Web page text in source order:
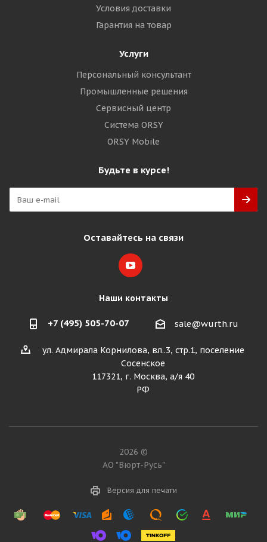
Условия доставки
Гарантия на товар
Услуги
Персональный консультант
Промышленные решения
Сервисный центр
Система ORSY
ORSY Mobile
Будьте в курсе!
Оставайтесь на связи
Наши контакты
+7 (495) 505-70-07 sale@wurth.ru
ул. Адмирала Корнилова, вл..3, стр.1, поселение
Сосенское
117321, г. Москва, а/я 40
РФ
2026 ©
АО "Вюрт-Русь"
Версия для печати